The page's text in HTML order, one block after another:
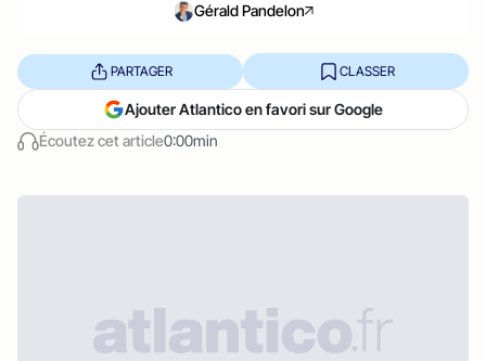
Gérald Pandelon
Écoutez cet article0:00min
PARTAGER CLASSER
Ajouter Atlantico en favori sur Google